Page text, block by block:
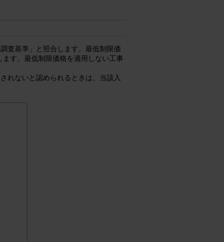
査基準」と照合します。最低制限価
ます。最低制限価格を適用しない工事
れないと認められるときは、当該入